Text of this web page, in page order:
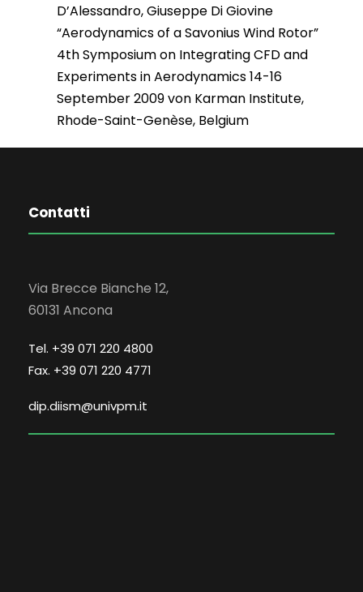
D’Alessandro, Giuseppe Di Giovine
“Aerodynamics of a Savonius Wind Rotor”
4th Symposium on Integrating CFD and
Experiments in Aerodynamics 14-16
September 2009 von Karman Institute,
Rhode-Saint-Genèse, Belgium
Contatti
Via Brecce Bianche 12,
60131 Ancona
Tel. +39 071 220 4800
Fax. +39 071 220 4771
dip.diism@univpm.it